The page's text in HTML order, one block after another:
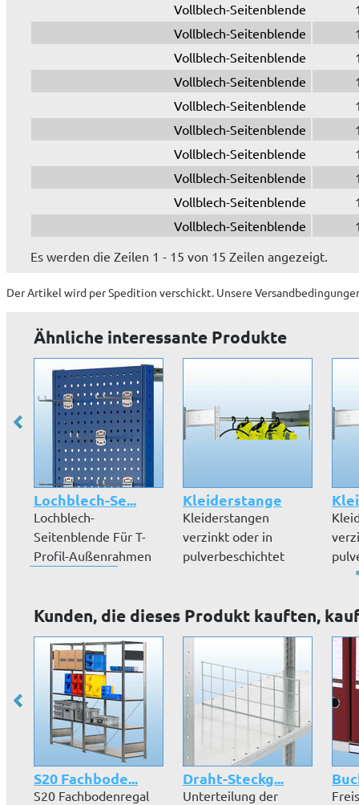
Vollblech-Seitenblende
Vollblech-Seitenblende
Vollblech-Seitenblende
Vollblech-Seitenblende
Vollblech-Seitenblende
Vollblech-Seitenblende
Vollblech-Seitenblende
Vollblech-Seitenblende
Vollblech-Seitenblende
Vollblech-Seitenblende
Es werden die Zeilen 1 - 15 von 15 Zeilen angezeigt.
Der Artikel wird per Spedition verschickt. Unsere
Ähnliche interessante Produkte
Lochblech-Se...
Lochblech-
Seitenblende Für T-
Profil-Außenrahmen
Kleiderstange
Kleiderstangen
verzinkt oder in
pulverbeschichtet
Kunden, die dieses Produkt kauften,
S20 Fachbode...
S20 Fachbodenregal
Draht-Steckg...
Unterteilung der